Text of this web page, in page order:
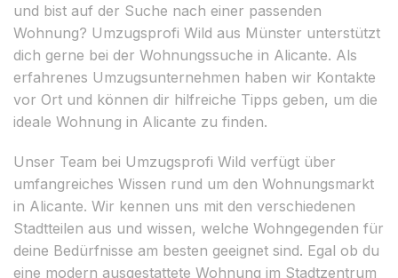
und bist auf der Suche nach einer passenden
Wohnung? Umzugsprofi Wild aus Münster unterstützt
dich gerne bei der Wohnungssuche in Alicante. Als
erfahrenes Umzugsunternehmen haben wir Kontakte
vor Ort und können dir hilfreiche Tipps geben, um die
ideale Wohnung in Alicante zu finden.
Unser Team bei Umzugsprofi Wild verfügt über
umfangreiches Wissen rund um den Wohnungsmarkt
in Alicante. Wir kennen uns mit den verschiedenen
Stadtteilen aus und wissen, welche Wohngegenden für
deine Bedürfnisse am besten geeignet sind. Egal ob du
eine modern ausgestattete Wohnung im Stadtzentrum